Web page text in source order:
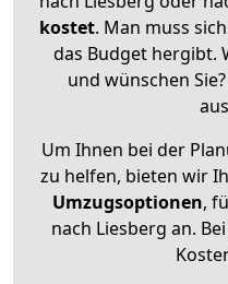
kostet. Man muss
das Budget hergibt.
und wünschen
Um Ihnen bei der
zu helfen, bieten wir
Umzugsoptionen,
nach Liesberg an.